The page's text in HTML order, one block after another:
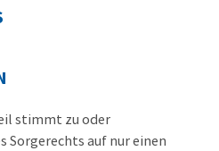
stimmt zu oder
Sorgerechts auf nur einen